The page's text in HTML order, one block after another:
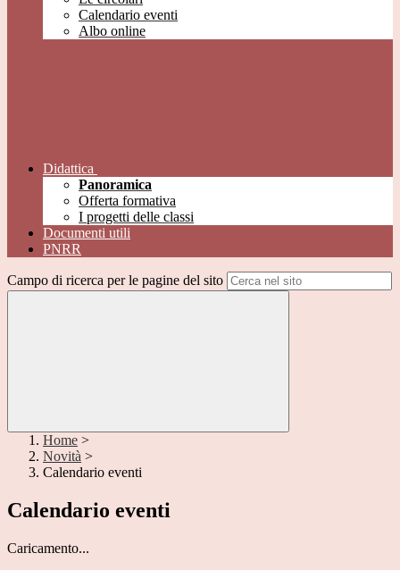
Calendario eventi
Albo online
Didattica
Panoramica
Offerta formativa
I progetti delle classi
Documenti utili
PNRR
Campo di ricerca per le pagine del sito
Home >
Novità >
Calendario eventi
Calendario eventi
Caricamento...